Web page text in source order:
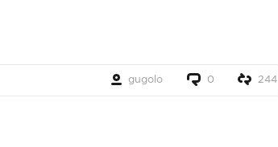
gugolo 0 244